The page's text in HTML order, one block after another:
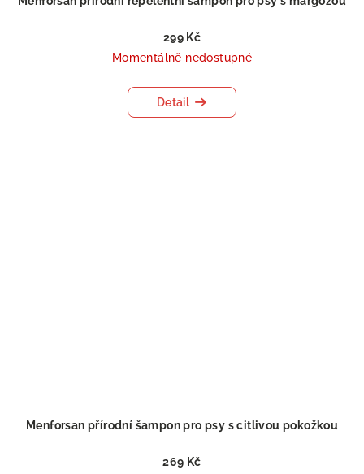
299 Kč
Momentálně nedostupné
Detail
Menforsan přírodní šampon pro psy s citlivou pokožkou
269 Kč